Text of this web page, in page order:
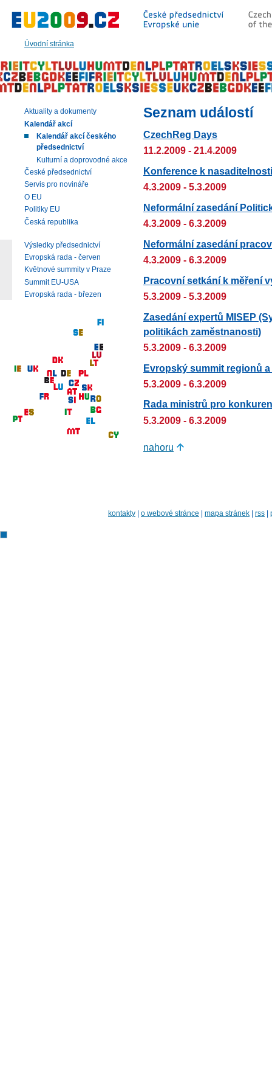
Úvodní stránka
hlavní
|
navigaci
|
vyhledávání
Seznam událostí
CzechReg Days
11.2.2009 - 21.4.2009
Konference k
4.3.2009 - 5.3.2009
Neformální zasedání
4.3.2009 - 6.3.2009
Neformální zasedání
4.3.2009 - 6.3.2009
Pracovní setkání k měření
5.3.2009 - 5.3.2009
Zasedání expertů MISEP
politikách zaměstnanosti)
5.3.2009 - 6.3.2009
Evropský summit regionů a
5.3.2009 - 6.3.2009
Rada ministrů pro
5.3.2009 - 6.3.2009
nahoru
Aktuality a dokumenty
Kalendář akcí
Kalendář akcí českého
předsednictví
Kulturní a doprovodné akce
České předsednictví
Servis pro novináře
O EU
Politiky EU
Česká republika
Výsledky předsednictví
Evropská rada - červen
Květnové summity v Praze
Summit EU-USA
Evropská rada - březen
kontakty o webové stránce mapa stránek rss